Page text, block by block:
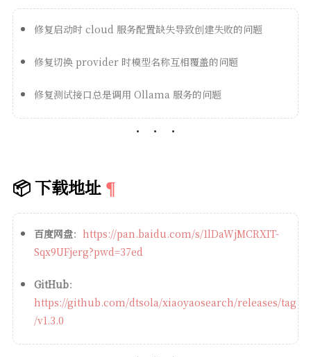
修复启动时 cloud 服务配置缺失导致创建失败的问题
修复切换 provider 时模型名称互相覆盖的问题
修复测试接口总是调用 Ollama 服务的问题
📦 下载地址
百度网盘： https://pan.baidu.com/s/1lDaWjMCRXIT-
Sqx9UFjerg?pwd=37ed
GitHub：
https://github.com/dtsola/xiaoyaosearch/releases/tag
/v1.3.0